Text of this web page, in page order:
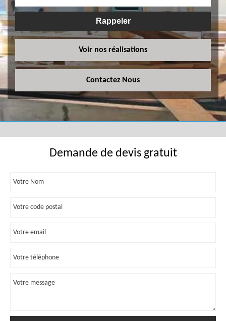
Voir nos réalisations
Contactez Nous
Demande de devis gratuit